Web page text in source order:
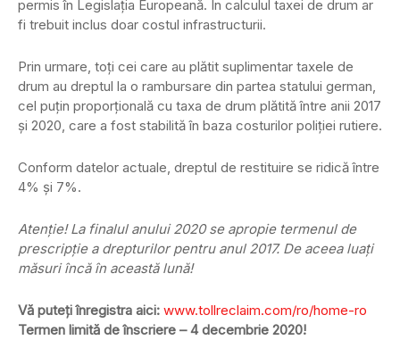
permis în Legislația Europeană. În calculul taxei de drum ar
fi trebuit inclus doar costul infrastructurii.
Prin urmare, toți cei care au plătit suplimentar taxele de
drum au dreptul la o rambursare din partea statului german,
cel puțin proporțională cu taxa de drum plătită între anii 2017
și 2020, care a fost stabilită în baza costurilor poliției rutiere.
Conform datelor actuale, dreptul de restituire se ridică între
4% și 7%.
Atenție! La finalul anului 2020 se apropie termenul de
prescripție a drepturilor pentru anul 2017. De aceea luați
măsuri încă în această lună!
Vă puteți înregistra aici: www.tollreclaim.com/ro/home-ro
Termen limită de înscriere – 4 decembrie 2020!